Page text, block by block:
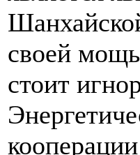
своей
стоит